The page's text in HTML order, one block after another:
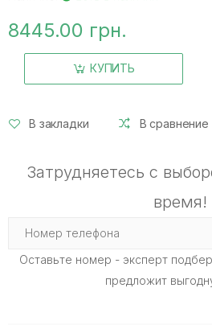
8445.00 грн.
КУПИТЬ
В закладки В сравнение
Затрудняетесь с
время!
Оставьте номер - эксперт
предложит